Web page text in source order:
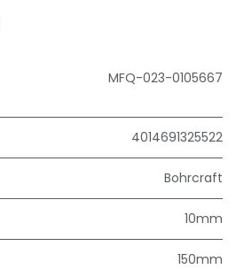
MFQ-023-0105667
4014691325522
Bohrcraft
10mm
150mm